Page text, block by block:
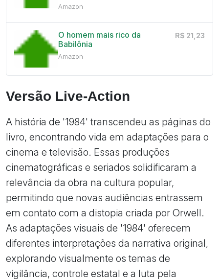
Amazon
O homem mais rico da
Babilônia
Amazon
R$ 21,23
Versão Live-Action
A história de '1984' transcendeu as páginas do
livro, encontrando vida em adaptações para o
cinema e televisão. Essas produções
cinematográficas e seriados solidificaram a
relevância da obra na cultura popular,
permitindo que novas audiências entrassem
em contato com a distopia criada por Orwell.
As adaptações visuais de '1984' oferecem
diferentes interpretações da narrativa original,
explorando visualmente os temas de
vigilância, controle estatal e a luta pela